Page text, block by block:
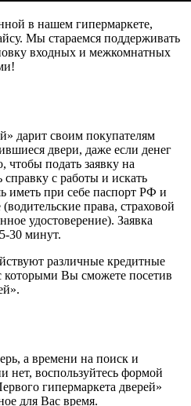
в нашем гипермаркете,
Мы стараемся поддерживать
входных и межкомнатных
дарит своим покупателям
двери, даже если денег
чтобы подать заявку на
справку с работы и искать
иметь при себе паспорт РФ и
права, страховой
удостоверение). Заявка
30 минут.
различные кредитные
которыми Вы сможете посетив
а времени на поиск и
нет, воспользуйтесь формой
гипермаркета дверей»
для Вас время.